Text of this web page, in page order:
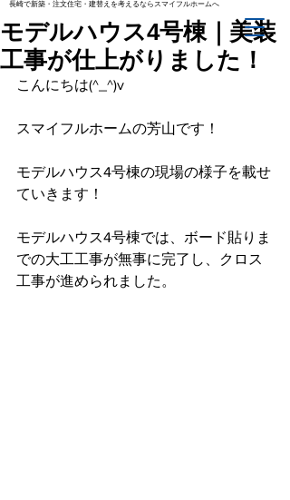
長崎で新築・注文住宅・建替えを考えるならスマイフルホームへ
モデルハウス4号棟｜美装
工事が仕上がりました！
こんにちは(^_^)v
スマイフルホームの芳山です！
モデルハウス4号棟の現場の様子を載せ
ていきます！
モデルハウス4号棟では、ボード貼りま
での大工工事が無事に完了し、クロス
工事が進められました。